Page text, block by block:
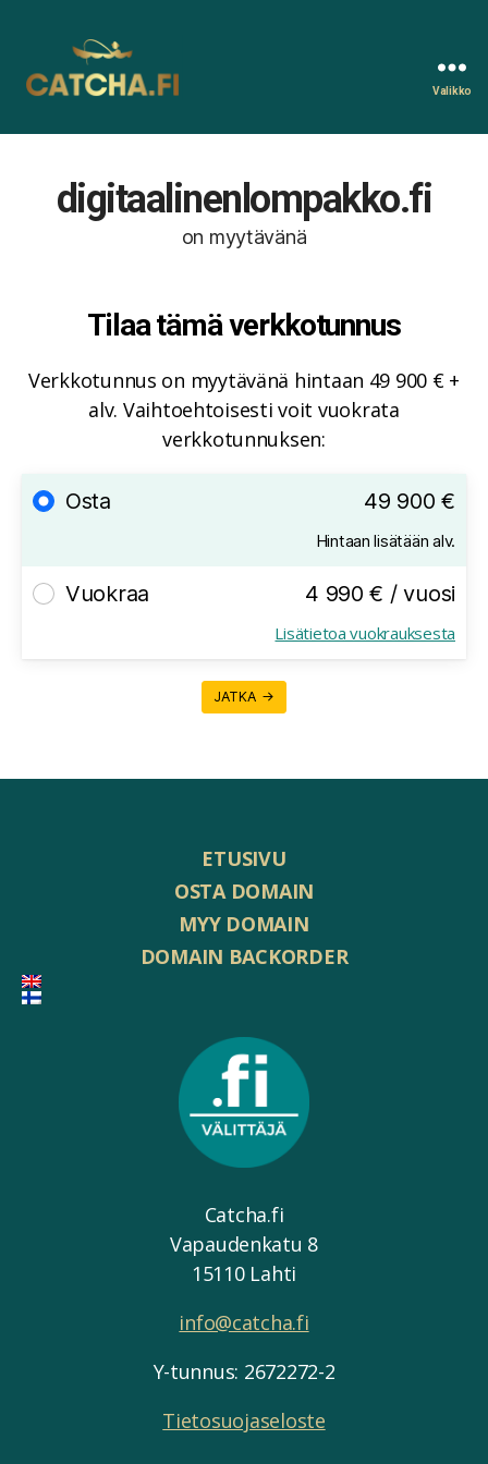
Valikko
digitaalinenlompakko.fi
on myytävänä
Tilaa tämä verkkotunnus
Verkkotunnus on myytävänä hintaan 49 900 € +
alv. Vaihtoehtoisesti voit vuokrata
verkkotunnuksen:
Osta 49 900 €
Hintaan lisätään alv.
Vuokraa 4 990 € / vuosi
Lisätietoa vuokrauksesta
JATKA →
ETUSIVU
OSTA DOMAIN
MYY DOMAIN
DOMAIN BACKORDER
Catcha.fi
Vapaudenkatu 8
15110 Lahti
info@catcha.fi
Y-tunnus: 2672272-2
Tietosuojaseloste